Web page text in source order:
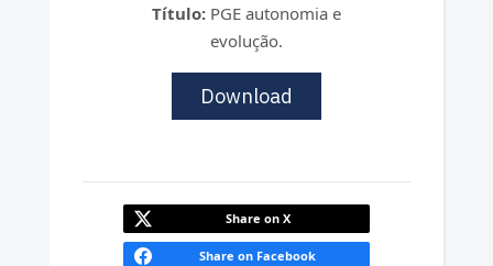
Título:PGE autonomia e
evolução.
Download
Share on X
Share on Facebook